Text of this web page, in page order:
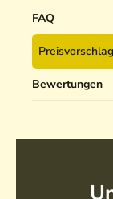
FAQ
Bewertungen